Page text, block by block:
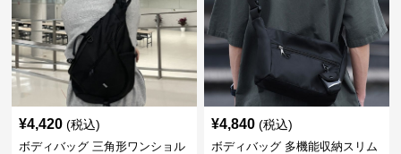
¥4,420 (税込)
ボディバッグ 三角形ワンショル
¥4,840 (税込)
ボディバッグ 多機能収納スリム